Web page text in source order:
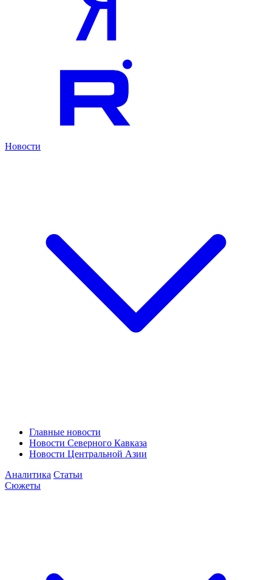
Новости
Главные новости
Новости Северного Кавказа
Новости Центральной Азии
Аналитика Статьи
Сюжеты